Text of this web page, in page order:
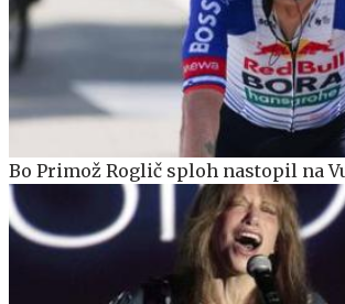
Bo Primož Roglič sploh nastopil na